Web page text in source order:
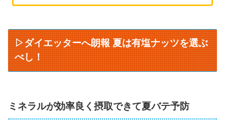
▷ダイエッターへ朗報 夏は有塩ナッツを選ぶ
べし！
ミネラルが効率良く摂取できて夏バテ予防